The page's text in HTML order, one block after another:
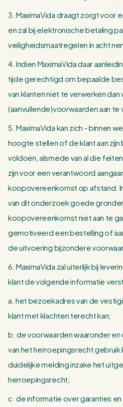
3. MaximaVida draagt zorgt voor
en zal bij elektronische betaling
veiligheidsmaatregelen in acht
4. Indien MaximaVida daar
tijde gerechtigd om bepaalde
van klanten niet te verwerken dan
(aanvullende)voorwaarden aan te
5. MaximaVida kan zich - binnen
hoogte stellen of de klant aan
voldoen, alsmede van al die
zijn voor een verantwoord
koopovereenkomst op afstand.
van dit onderzoek goede
koopovereenkomst niet aan te
gemotiveerd een bestelling of
de uitvoering bijzondere
6. MaximaVida zal uiterlijk bij
klant de volgende informatie
a. het bezoekadres van de
klant met klachten terecht kan;
b. de voorwaarden waaronder en
van het herroepingsrecht gebruik
duidelijke melding inzake het
herroepingsrecht;
c. de informatie over garanties